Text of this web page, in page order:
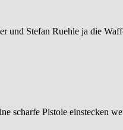
und Stefan Ruehle ja die
scharfe Pistole einstecken